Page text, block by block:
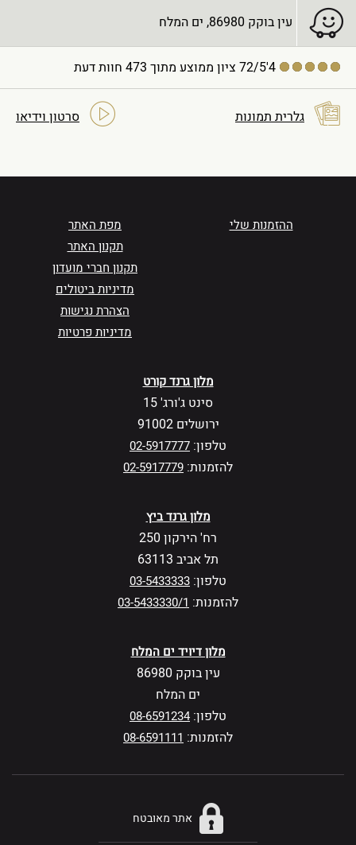
עין בוקק 86980, ים המלח
4'72/5 ציון ממוצע מתוך 473 חוות דעת
גלרית תמונות סרטון וידיאו
ההזמנות שלי
מפת האתר
תקנון האתר
תקנון חברי מועדון
מדיניות ביטולים
הצהרת נגישות
מדיניות פרטיות
מלון גרנד קורט
סינט ג'ורג' 15
ירושלים 91002
טלפון: 02-5917777
להזמנות: 02-5917779
מלון גרנד ביץ
רח' הירקון 250
תל אביב 63113
טלפון: 03-5433333
להזמנות: 03-5433330/1
מלון דיויד ים המלח
עין בוקק 86980
ים המלח
טלפון: 08-6591234
להזמנות: 08-6591111
אתר מאובטח